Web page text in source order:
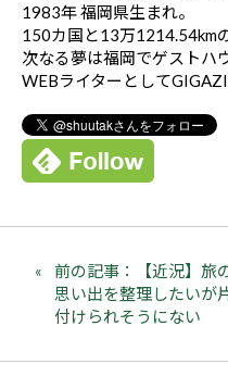
1983年 福岡県生まれ。
150カ国と13万1214.54km
次なる夢は福岡でゲストハ
WEBライターとして
前の記事：【近況】旅
思い出を整理したいが
付けられそうにない